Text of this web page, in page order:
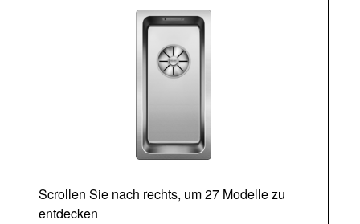
Scrollen Sie nach rechts, um 27 Modelle zu
entdecken